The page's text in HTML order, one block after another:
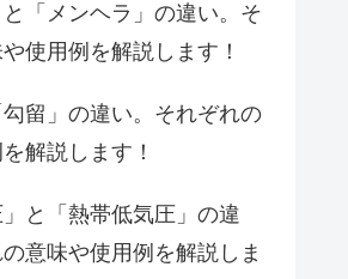
と「メンヘラ」の違い。そ
使用例を解説します！
勾留」の違い。それぞれの
解説します！
」と「熱帯低気圧」の違
意味や使用例を解説しま